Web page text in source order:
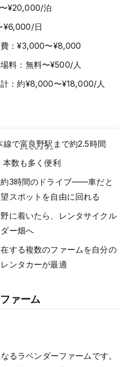
¥20,000/泊
¥6,000/日
：¥3,000〜¥8,000
料：無料〜¥500/人
：約¥8,000〜¥18,000/人
線で富良野駅 まで約2.5時間
本数も多く便利
約3時間のドライブ——車だと
スポットを自由に回れる
に着いたら、レンタサイクル
ー畑へ
する複数のファームを自分の
ンタカーが最適
ァーム
るラベンダーファームです。